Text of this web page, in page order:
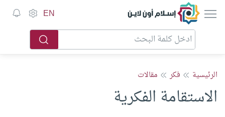
إسلام أون لاين EN
الرئيسية فكر مقالات
الاستقامة الفكرية